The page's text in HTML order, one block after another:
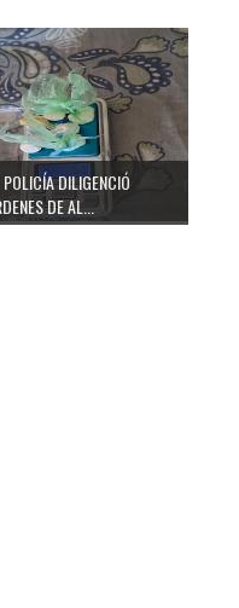
DILIGENCIÓ
DE AL...